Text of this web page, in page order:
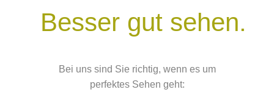
Besser gut sehen.
Bei uns sind Sie richtig, wenn es um
perfektes Sehen geht: